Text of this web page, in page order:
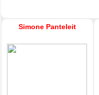
Simone Panteleit